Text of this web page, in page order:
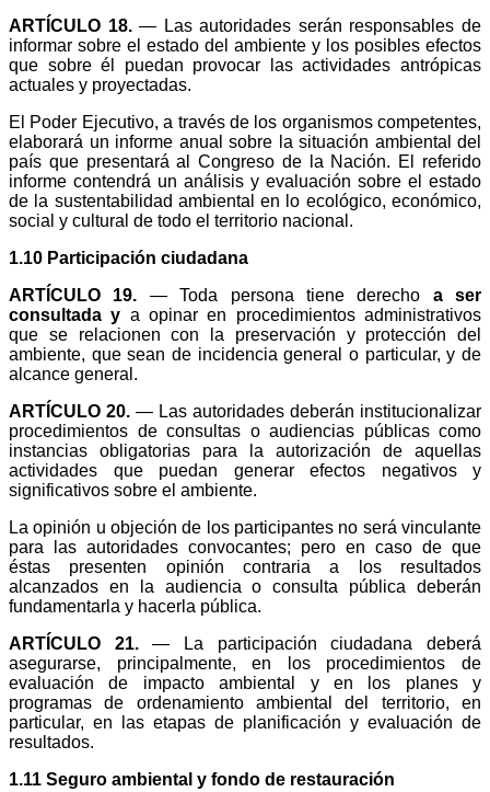
ARTÍCULO 18.— Las autoridades serán responsables de
informar sobre el estado del ambiente y los posibles efectos
que sobre él puedan provocar las actividades antrópicas
actuales y proyectadas.
El Poder Ejecutivo, a través de los organismos competentes,
elaborará un informe anual sobre la situación ambiental del
país que presentará al Congreso de la Nación. El referido
informe contendrá un análisis y evaluación sobre el estado
de la sustentabilidad ambiental en lo ecológico, económico,
social y cultural de todo el territorio nacional.
1.10 Participación ciudadana
ARTÍCULO 19. — Toda persona tiene derecho a ser
consultada y a opinar en procedimientos administrativos
que se relacionen con la preservación y protección del
ambiente, que sean de incidencia general o particular, y de
alcance general.
ARTÍCULO 20. — Las autoridades deberán institucionalizar
procedimientos de consultas o audiencias públicas como
instancias obligatorias para la autorización de aquellas
actividades que puedan generar efectos negativos y
significativos sobre el ambiente.
La opinión u objeción de los participantes no será vinculante
para las autoridades convocantes; pero en caso de que
éstas presenten opinión contraria a los resultados
alcanzados en la audiencia o consulta pública deberán
fundamentarla y hacerla pública.
ARTÍCULO 21.— La participación ciudadana deberá
asegurarse, principalmente, en los procedimientos de
evaluación de impacto ambiental y en los planes y
programas de ordenamiento ambiental del territorio, en
particular, en las etapas de planificación y evaluación de
resultados.
1.11 Seguro ambiental y fondo de restauración